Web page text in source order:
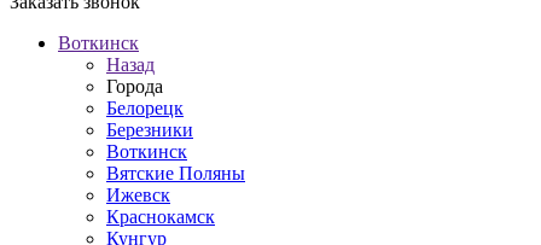
Воткинск
Назад
Города
Белорецк
Березники
Воткинск
Вятские Поляны
Ижевск
Краснокамск
Кунгур